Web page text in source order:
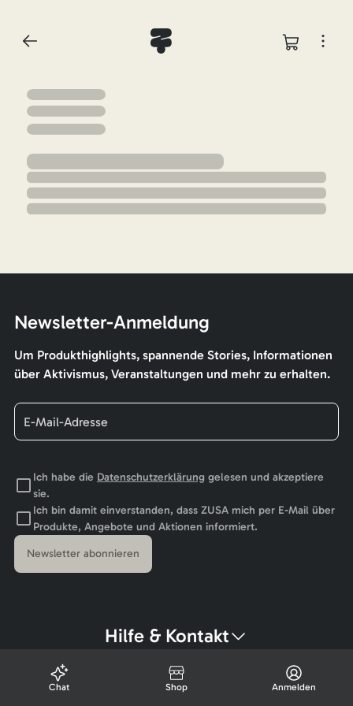
Newsletter-Anmeldung
Um Produkthighlights, spannende Stories, Informationen
über Aktivismus, Veranstaltungen und mehr zu erhalten.
Ich habe die Datenschutzerklärunggelesen und akzeptiere
sie.
Ich bin damit einverstanden, dass ZUSA mich per E-Mail über
Produkte, Angebote und Aktionen informiert.
Newsletter abonnieren
Hilfe & Kontakt
Chat Shop Anmelden